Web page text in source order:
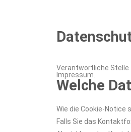
Verantwortliche Stelle
Impressum.
Welche
Wie die Cookie-Notice
Falls Sie das